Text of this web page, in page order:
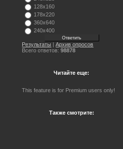
128x160
178x220
360x640
240x400
Результаты |Архив опросов
Всего ответов:98878
Читайте еще:
This feature is for Premium users only!
Также смотрите: